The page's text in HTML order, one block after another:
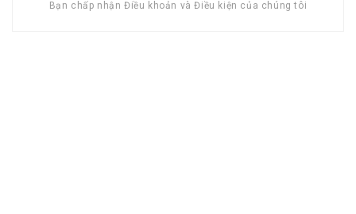
Bạn chấp nhận Điều khoản và Điều kiện của chúng tôi